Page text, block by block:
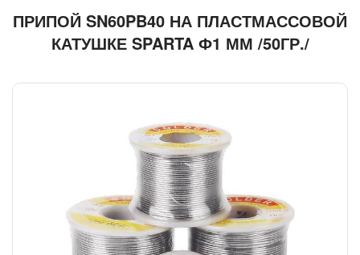
ПРИПОЙ SN60PB40 НА ПЛАСТМАССОВОЙ
КАТУШКЕ SPARTA Ф1 ММ /50ГР./